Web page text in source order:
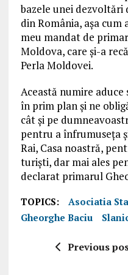
bazele unei
din România, așa
meu mandat de
Moldova, care și-a
Perla Moldovei.
Această numire
în prim plan și ne
cât și pe
pentru a înfrumuseța
Rai, Casa noastră,
turiști, dar mai ales
declarat primarul
TOPICS:
Asociatia
Gheorghe Baciu
Previous